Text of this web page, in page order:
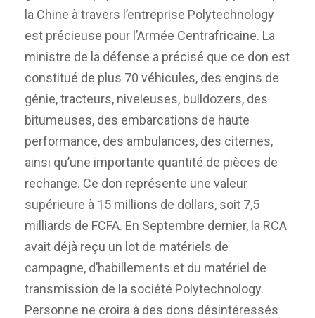
la Chine à travers l’entreprise Polytechnology
est précieuse pour l’Armée Centrafricaine. La
ministre de la défense a précisé que ce don est
constitué de plus 70 véhicules, des engins de
génie, tracteurs, niveleuses, bulldozers, des
bitumeuses, des embarcations de haute
performance, des ambulances, des citernes,
ainsi qu’une importante quantité de pièces de
rechange. Ce don représente une valeur
supérieure à 15 millions de dollars, soit 7,5
milliards de FCFA. En Septembre dernier, la RCA
avait déjà reçu un lot de matériels de
campagne, d’habillements et du matériel de
transmission de la société Polytechnology.
Personne ne croira à des dons désintéressés